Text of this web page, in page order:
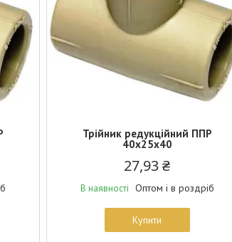
Трійник редукційний ППР
40х25х40
27,93 ₴
В наявності Оптом і в роздріб
Купити